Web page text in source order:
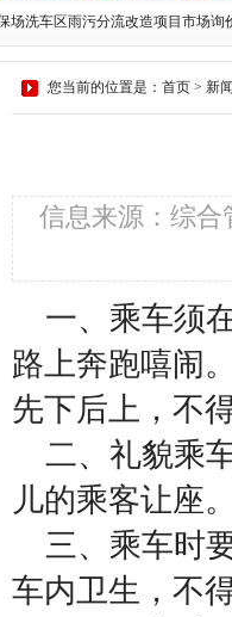
场洗车区雨污分流改造项目市场
您当前的位置是： 首页 > 新
信息来源：综
一、乘车须
路上奔跑嘻闹
先下后上，不
二、礼貌乘
儿的乘客让座
三、乘车时
车内卫生，不